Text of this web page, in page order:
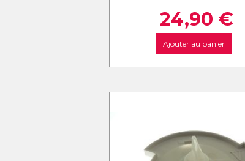
24,90 €
Ajouter au panier